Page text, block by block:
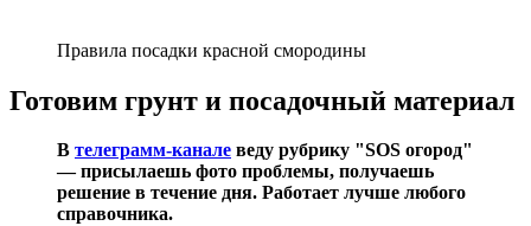
Правила посадки красной смородины
Готовим грунт и посадочный материал
В телеграмм-канале веду рубрику "SOS огород"
— присылаешь фото проблемы, получаешь
решение в течение дня. Работает лучше любого
справочника.